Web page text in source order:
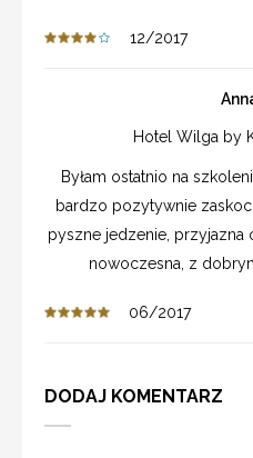
12/2017
Hotel Wilga by
Byłam ostatnio na
bardzo pozytywnie
pyszne jedzenie, przyjazna
nowoczesna, z
06/2017
DODAJ KOMENTARZ